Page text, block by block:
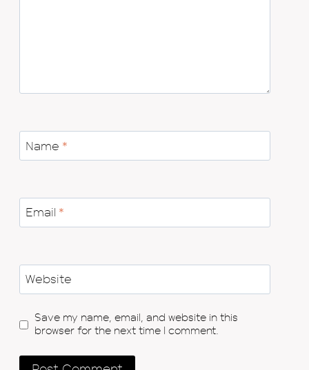
Name *
Email *
Website
Save my name, email, and website in this
browser for the next time I comment.